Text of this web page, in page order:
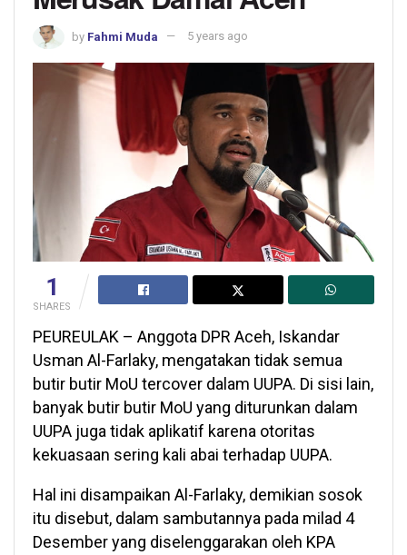
by Fahmi Muda 5 years ago
1
SHARES
PEUREULAK – Anggota DPR Aceh, Iskandar
Usman Al-Farlaky, mengatakan tidak semua
butir butir MoU tercover dalam UUPA. Di sisi lain,
banyak butir butir MoU yang diturunkan dalam
UUPA juga tidak aplikatif karena otoritas
kekuasaan sering kali abai terhadap UUPA.
Hal ini disampaikan Al-Farlaky, demikian sosok
itu disebut, dalam sambutannya pada milad 4
Desember yang diselenggarakan oleh KPA